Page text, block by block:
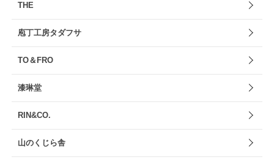
THE
庖丁工房タダフサ
TO＆FRO
漆琳堂
RIN&CO.
山のくじら舎